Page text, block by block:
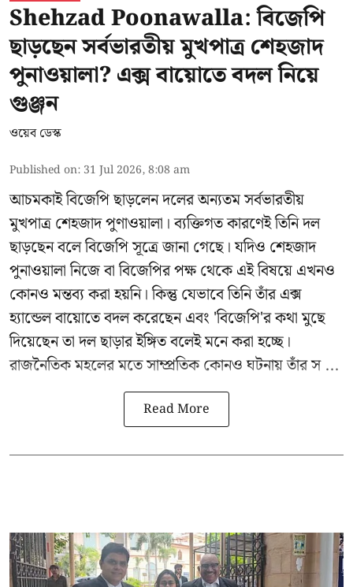
Shehzad Poonawalla: বিজেপি
ছাড়ছেন সর্বভারতীয় মুখপাত্র শেহজাদ
পুনাওয়ালা? এক্স বায়োতে বদল নিয়ে
গুঞ্জন
ওয়েব ডেস্ক
Published on: 31 Jul 2026, 8:08 am
আচমকাই বিজেপি ছাড়লেন দলের অন্যতম সর্বভারতীয়
মুখপাত্র শেহজাদ পুণাওয়ালা। ব্যক্তিগত কারণেই তিনি দল
ছাড়ছেন বলে বিজেপি সূত্রে জানা গেছে। যদিও শেহজাদ
পুনাওয়ালা নিজে বা বিজেপির পক্ষ থেকে এই বিষয়ে এখনও
কোনও মন্তব্য করা হয়নি। কিন্তু যেভাবে তিনি তাঁর এক্স
হ্যান্ডেল বায়োতে বদল করেছেন এবং 'বিজেপি'র কথা মুছে
দিয়েছেন তা দল ছাড়ার ইঙ্গিত বলেই মনে করা হচ্ছে।
রাজনৈতিক মহলের মতে সাম্প্রতিক কোনও ঘটনায় তাঁর স ...
Read More